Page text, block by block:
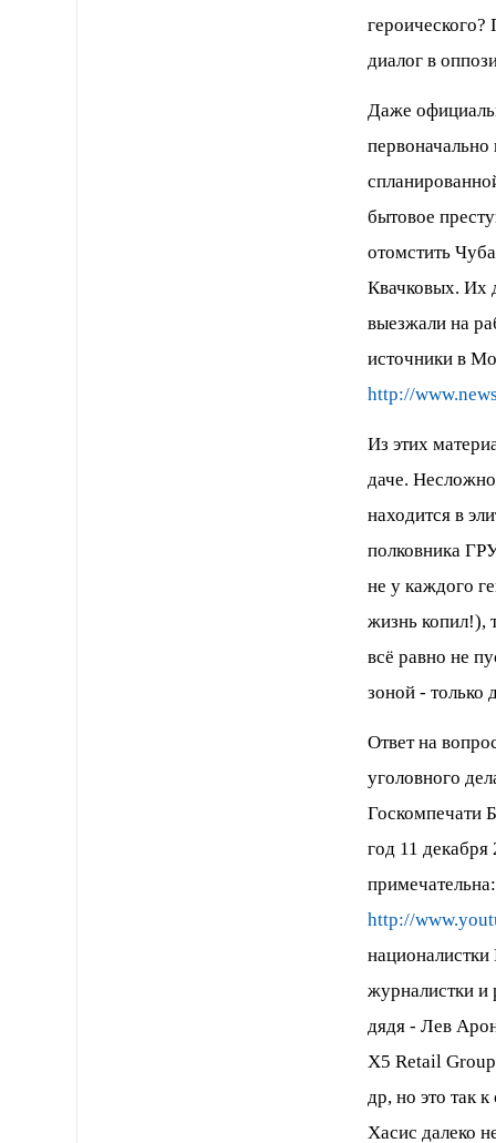
диалог в
Даже
первоначально
бытовое
отомстить
Квачковых. Их
выезжали на
источники в
http://
Из этих
даче. Несложно
находится в
полковника
не у каждого
жизнь копил!),
всё равно не
зоной - только
Ответ на
уголовного
Госкомпечати
год 11
http://
журналистки и
дядя - Лев
X5 Retail
др, но это так
Хасис далеко